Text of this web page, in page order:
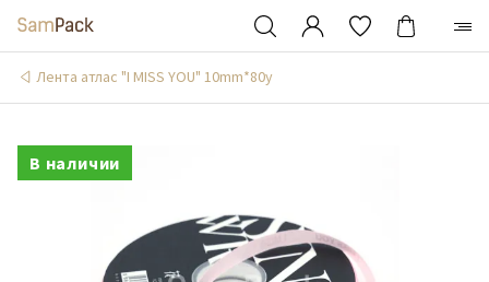
Лента атлас "I MISS YOU" 10mm*80y
В наличии